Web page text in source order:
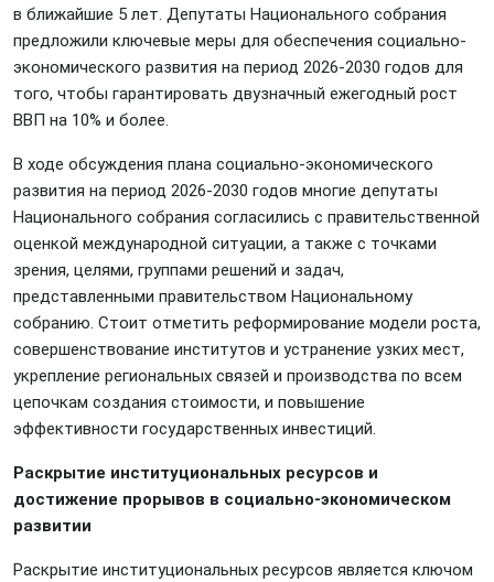
в ближайшие 5 лет. Депутаты Национального собрания
предложили ключевые меры для обеспечения социально-
экономического развития на период 2026-2030 годов для
того, чтобы гарантировать двузначный ежегодный рост
ВВП на 10% и более.
В ходе обсуждения плана социально-экономического
развития на период 2026-2030 годов многие депутаты
Национального собрания согласились с правительственной
оценкой международной ситуации, а также с точками
зрения, целями, группами решений и задач,
представленными правительством Национальному
собранию. Стоит отметить реформирование модели роста,
совершенствование институтов и устранение узких мест,
укрепление региональных связей и производства по всем
цепочкам создания стоимости, и повышение
эффективности государственных инвестиций.
Раскрытие институциональных ресурсов и
достижение прорывов в социально-экономическом
развитии
Раскрытие институциональных ресурсов является ключом